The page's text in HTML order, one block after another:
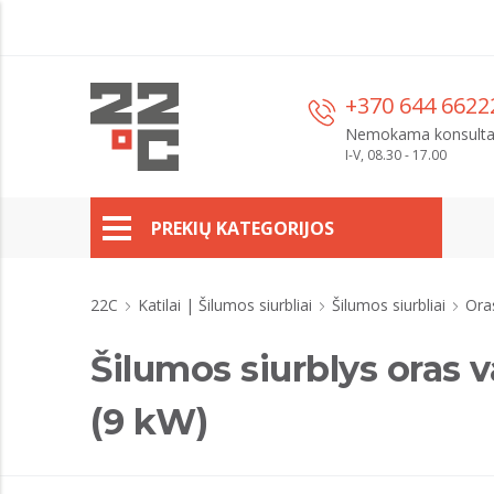
+370 644
Nemokama
I-V, 08.30 - 17.00
PREKIŲ KATEGORIJOS
22C Katilai | Šilumos siurbliai Šilumos siurbliai
Šilumos siurblys oras
(9 kW)